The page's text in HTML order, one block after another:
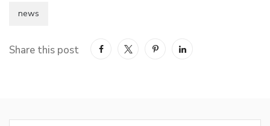
news
Share this post